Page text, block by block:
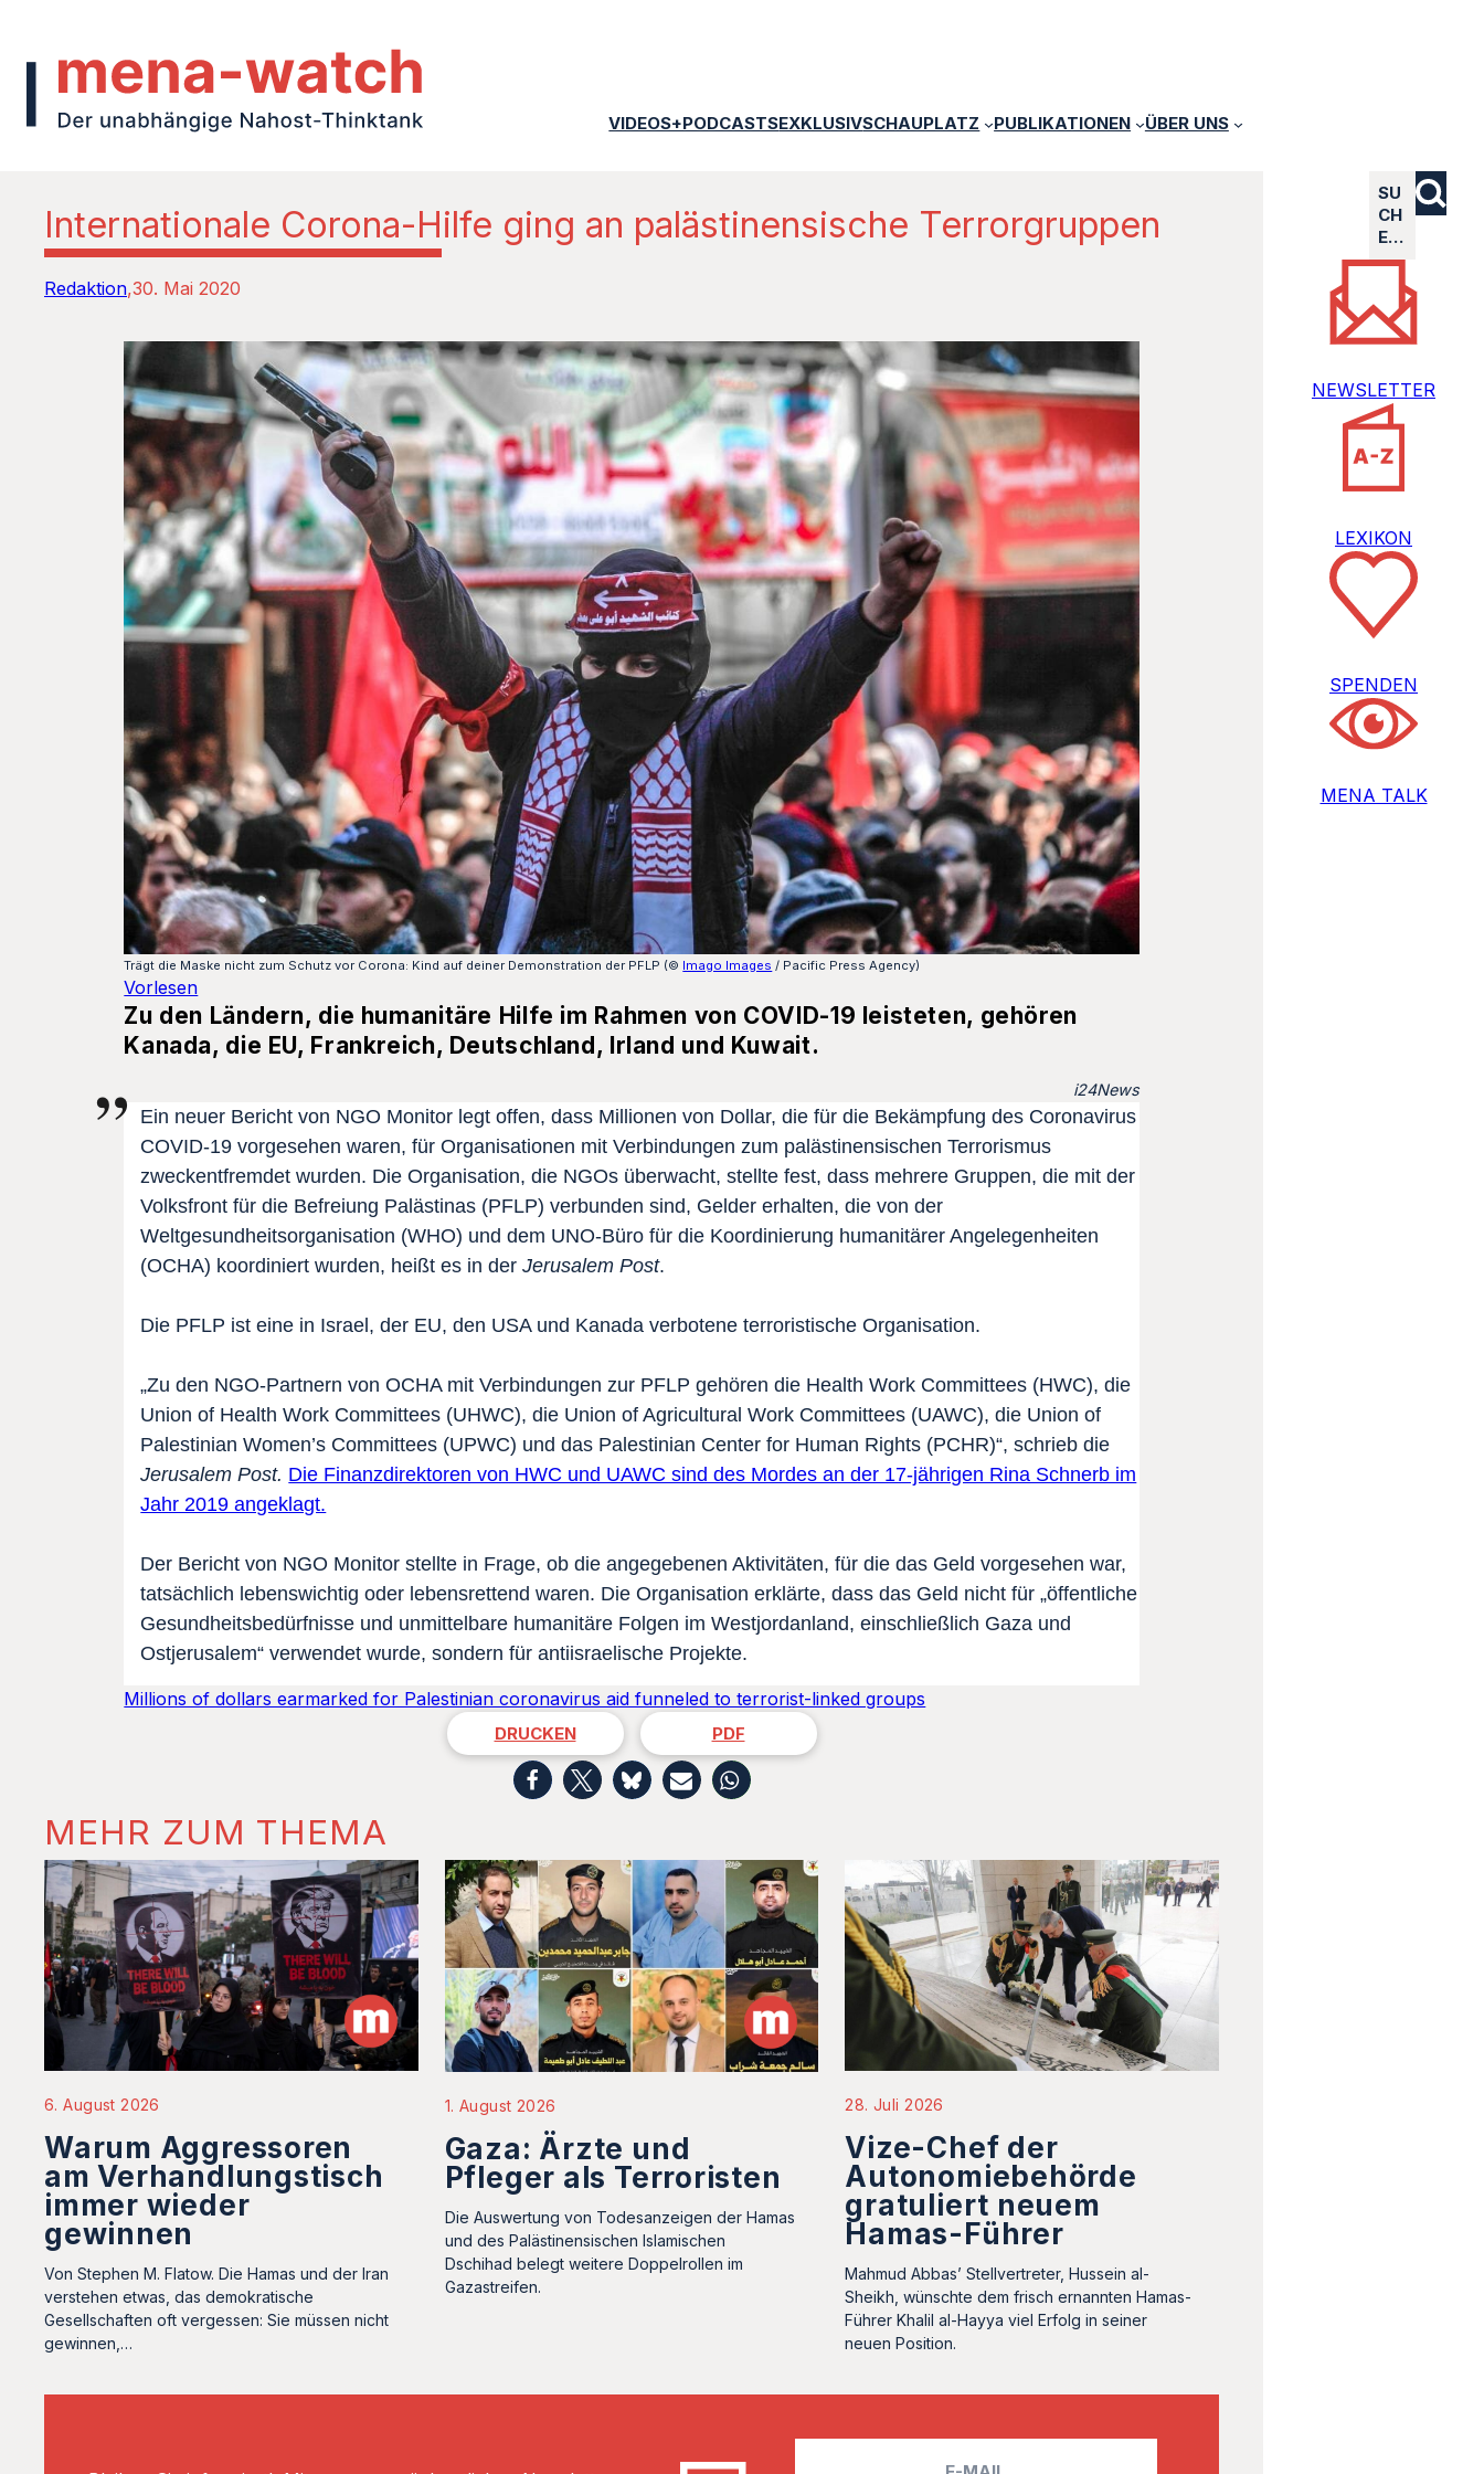
VIDEOS+PODCASTSEXKLUSIVSCHAUPLATZ PUBLIKATIONEN ÜBER UNS
Internationale Corona-Hilfe ging an palästinensische Terrorgruppen
Redaktion 30. Mai 2020
Trägt die Maske nicht zum Schutz vor Corona: Kind auf deiner Demonstration der PFLP (© Imago Images / Pacific Press Agency)
Vorlesen
Zu den Ländern, die humanitäre Hilfe im Rahmen von COVID-19 leisteten, gehören
Kanada, die EU, Frankreich, Deutschland, Irland und Kuwait.
i24News
Ein neuer Bericht von NGO Monitor legt offen, dass Millionen von Dollar, die für die Bekämpfung des Coronavirus
COVID-19 vorgesehen waren, für Organisationen mit Verbindungen zum palästinensischen Terrorismus
zweckentfremdet wurden. Die Organisation, die NGOs überwacht, stellte fest, dass mehrere Gruppen, die mit der
Volksfront für die Befreiung Palästinas (PFLP) verbunden sind, Gelder erhalten, die von der
Weltgesundheitsorganisation (WHO) und dem UNO-Büro für die Koordinierung humanitärer Angelegenheiten
(OCHA) koordiniert wurden, heißt es in derJerusalem Post.
Die PFLP ist eine in Israel, der EU, den USA und Kanada verbotene terroristische Organisation.
„Zu den NGO-Partnern von OCHA mit Verbindungen zur PFLP gehören die Health Work Committees (HWC), die
Union of Health Work Committees (UHWC), die Union of Agricultural Work Committees (UAWC), die Union of
Palestinian Women’s Committees (UPWC) und das Palestinian Center for Human Rights (PCHR)“, schrieb die
Jerusalem Post. Die Finanzdirektoren von HWC und UAWC sind des Mordes an der 17-jährigen Rina Schnerb im
Jahr 2019 angeklagt.
Der Bericht von NGO Monitor stellte in Frage, ob die angegebenen Aktivitäten, für die das Geld vorgesehen war,
tatsächlich lebenswichtig oder lebensrettend waren. Die Organisation erklärte, dass das Geld nicht für „öffentliche
Gesundheitsbedürfnisse und unmittelbare humanitäre Folgen im Westjordanland, einschließlich Gaza und
Ostjerusalem“ verwendet wurde, sondern für antiisraelische Projekte.
Millions of dollars earmarked for Palestinian coronavirus aid funneled to terrorist-linked groups
DRUCKEN PDF
MEHR ZUM THEMA
6. August 2026
Warum Aggressoren
am Verhandlungstisch
immer wieder
gewinnen
Von Stephen M. Flatow. Die Hamas und der Iran
verstehen etwas, das demokratische
Gesellschaften oft vergessen: Sie müssen nicht
gewinnen,…
1. August 2026
Gaza: Ärzte und
Pfleger als Terroristen
Die Auswertung von Todesanzeigen der Hamas
und des Palästinensischen Islamischen
Dschihad belegt weitere Doppelrollen im
Gazastreifen.
28. Juli 2026
Vize-Chef der
Autonomiebehörde
gratuliert neuem
Hamas-Führer
Mahmud Abbas’ Stellvertreter, Hussein al-
Sheikh, wünschte dem frisch ernannten Hamas-
Führer Khalil al-Hayya viel Erfolg in seiner
neuen Position.
SU
CH
E…
NEWSLETTER
LEXIKON
SPENDEN
MENA TALK